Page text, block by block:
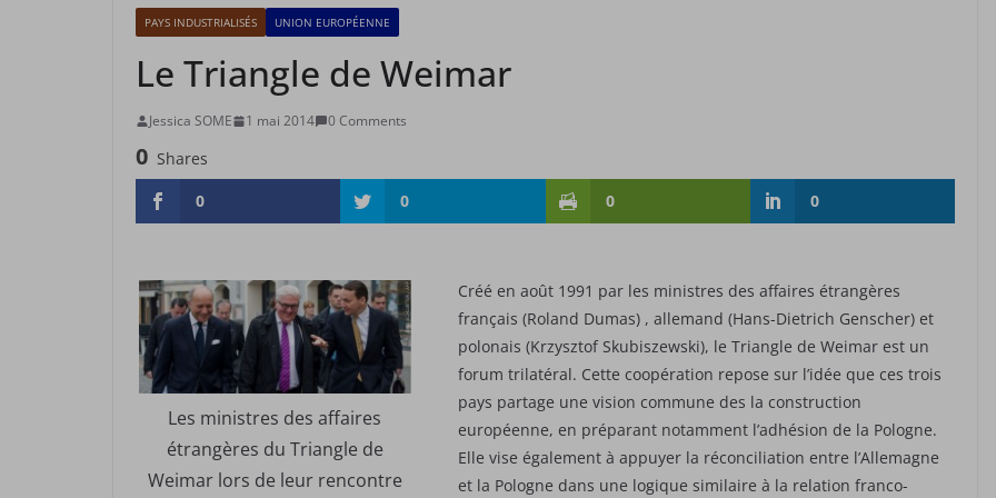
PAYS INDUSTRIALISÉS UNION EUROPÉENNE
Le Triangle de Weimar
Jessica SOME 1 mai 2014 0 Comments
0 Shares
0
0 0 0
Les ministres des affaires
étrangères du Triangle de
Weimar lors de leur rencontre
Créé en août 1991 par les ministres des affaires étrangères
français (Roland Dumas) , allemand (Hans-Dietrich Genscher) et
polonais (Krzysztof Skubiszewski), le Triangle de Weimar est un
forum trilatéral. Cette coopération repose sur l’idée que ces trois
pays partage une vision commune des la construction
européenne, en préparant notamment l’adhésion de la Pologne.
Elle vise également à appuyer la réconciliation entre l’Allemagne
et la Pologne dans une logique similaire à la relation franco-